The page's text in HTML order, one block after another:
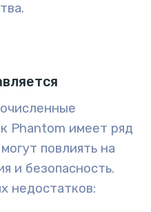
Phantom имеет ряд
повлиять на
и безопасность.
недостатков: